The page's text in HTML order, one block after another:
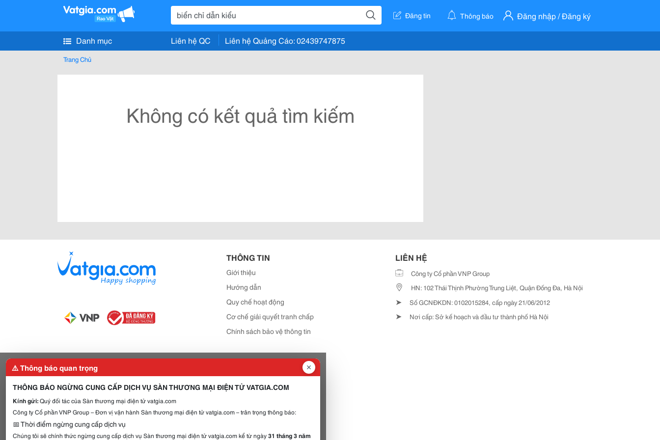
Đăng tin Thông báo Đăng nhập / Đăng ký
Danh mục Liên hệ QC Liên hệ Quảng Cáo: 02439747875
Trang Chủ
Không có kết quả tìm kiếm
THÔNG TIN
Giới thiệu
Hướng dẫn
Quy chế hoạt động
Cơ chế giải quyết tranh chấp
Chính sách bảo vệ thông tin
LIÊN HỆ
Công ty Cổ phần VNP Group
HN: 102 Thái Thịnh Phường Trung Liệt, Quận Đống Đa, Hà Nội
➤ Số GCNĐKDN: 0102015284, cấp ngày 21/06/2012
➤ Nơi cấp: Sở kế hoạch và đầu tư thành phố Hà Nội
⚠️ Thông báo quan trọng
THÔNG BÁO NGỪNG CUNG CẤP DỊCH VỤ SÀN THƯƠNG MẠI ĐIỆN TỬ VATGIA.COM
Kính gửi:Quý đối tác của Sàn thương mại điện tử vatgia.com
Công ty Cổ phần VNP Group – Đơn vị vận hành Sàn thương mại điện tử vatgia.com – trân trọng thông báo:
📅 Thời điểm ngừng cung cấp dịch vụ
Chúng tôi sẽ chính thức ngừng cung cấp dịch vụ Sàn thương mại điện tử vatgia.com kể từ ngày31 tháng 3 năm